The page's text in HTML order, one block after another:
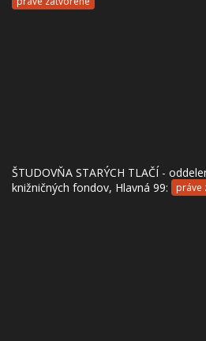
ŠTUDOVŇA STARÝCH TLAČÍ -
knižničných fondov, Hlavná 99:
práve